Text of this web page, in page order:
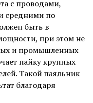
с проводами,
средними по
быть в
при этом не
и промышленных
пайку крупных
Такой паяльник
благодаря